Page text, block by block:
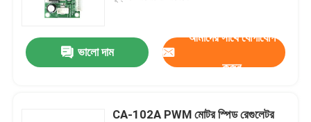
ভালো দাম
আমাদের সাথে যোগাযোগ
করুন
CA-102A PWM মোটর স্পিড রেগুলেটর